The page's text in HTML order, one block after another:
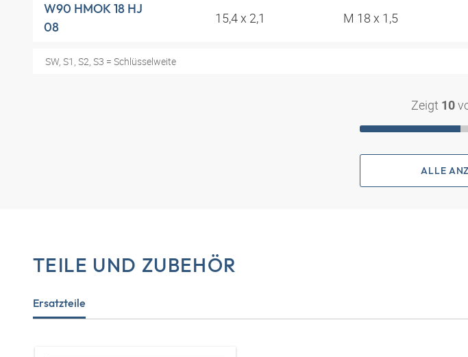
W90 HMOK 18 HJ
08
15,4 x 2,1 M 18 x 1,5
SW, S1, S2, S3 = Schlüsselweite
Zeigt 10
ALLE
TEILE UND ZUBEHÖR
Ersatzteile